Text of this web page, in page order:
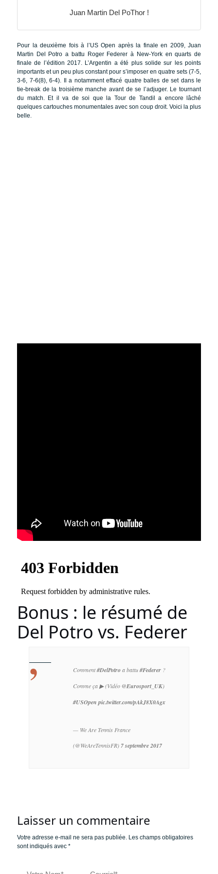
Juan Martin Del PoThor !
Pour la deuxième fois à l’US Open après la finale en 2009, Juan
Martin Del Potro a battu Roger Federer à New-York en quarts de
finale de l’édition 2017. L’Argentin a été plus solide sur les points
importants et un peu plus constant pour s’imposer en quatre sets (7-5,
3-6, 7-6(8), 6-4). Il a notamment effacé quatre balles de set dans le
tie-break de la troisième manche avant de se l’adjuger. Le tournant
du match. Et il va de soi que la Tour de Tandil a encore lâché
quelques cartouches monumentales avec son coup droit. Voici la plus
belle.
Bonus : le résumé de
Del Potro vs. Federer
Comment#DelPotroa battu#Federer ?
Comme ça ▶ (Vidéo @Eurosport_UK)
#USOpen pic.twitter.com/pAkJ8X0Agx
— We Are Tennis France
(@WeAreTennisFR) 7 septembre 2017
Laisser un commentaire
Votre adresse e-mail ne sera pas publiée. Les champs obligatoires
sont indiqués avec *